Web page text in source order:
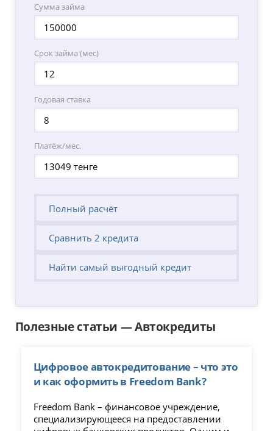
Сумма займа
Срок займа (мес)
Годовая ставка
Платёж/мес.
Полный расчёт
Сравнить 2 кредита
Найти самый выгодный кредит
Полезные статьи — Автокредиты
Цифровое автокредитование – что это
и как оформить в Freedom Bank?
Freedom Bank – финансовое учреждение,
специализирующееся на предоставлении